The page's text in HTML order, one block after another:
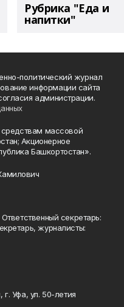
Рубрика "Еда и
напитки"
политический журнал
информации сайта
администрации.
средствам массовой
Акционерное
Башкортостан».
секретарь:
журналисты:
Уфа, ул. 50-летия